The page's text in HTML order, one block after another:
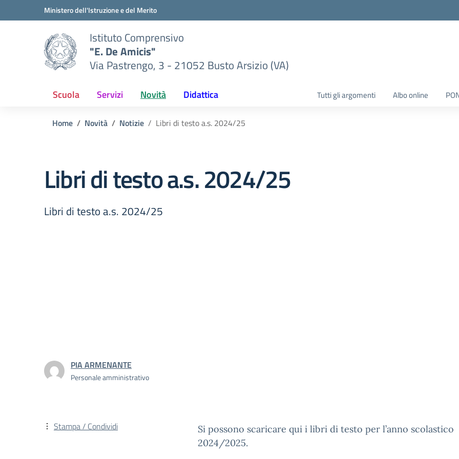
Vai ai contenuti
Vai al menu di navigazioneMinistero dell'Istruzione e del Merito
Istituto Comprensivo
"E. De Amicis"
Via Pastrengo, 3 - 21052 Busto Arsizio (VA)
Scuola Servizi Novità Didattica Tutti gli argomenti Albo online
Home Novità Notizie Libri di testo a.s. 2024/25
Libri di testo a.s. 2024/25
Libri di testo a.s. 2024/25
PIA ARMENANTE
Personale amministrativo
Si possono scaricare qui i libri di testo per l’anno scolastico
2024/2025.
Stampa / Condividi